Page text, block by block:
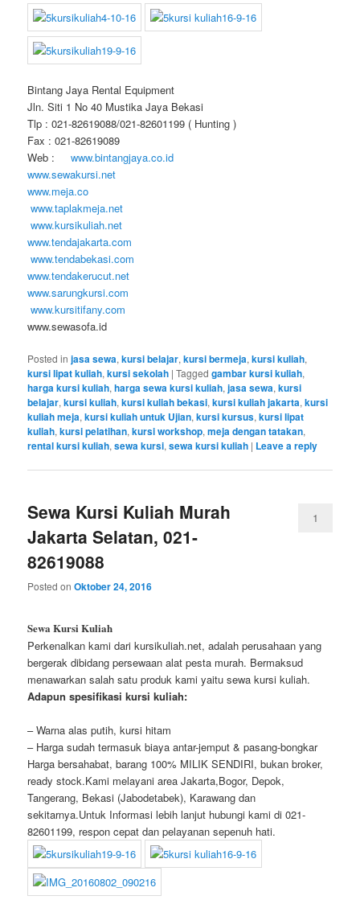
Bintang Jaya Rental Equipment
Jln. Siti 1 No 40 Mustika Jaya Bekasi
Tlp : 021-82619088/021-82601199 ( Hunting )
Fax : 021-82619089
Web :
www.bintangjaya.co.id
www.sewakursi.net
www.meja.co
www.taplakmeja.net
www.kursikuliah.net
www.tendajakarta.com
www.tendabekasi.com
www.tendakerucut.net
www.sarungkursi.com
www.kursitifany.com
www.sewasofa.id
Posted in jasa sewa,kursi belajar,kursi bermeja,kursi kuliah,
kursi lipat kuliah,kursi sekolah |Tagged gambar kursi kuliah,
harga kursi kuliah,harga sewa kursi kuliah,jasa sewa,kursi
belajar,kursi kuliah,kursi kuliah bekasi,kursi kuliah jakarta,kursi
kuliah meja,kursi kuliah untuk Ujian,kursi kursus,kursi lipat
kuliah,kursi pelatihan,kursi workshop,meja dengan tatakan,
rental kursi kuliah,sewa kursi,sewa kursi kuliah | Leave a reply
Sewa Kursi Kuliah Murah
Jakarta Selatan, 021-
82619088
Posted onOktober 24, 2016
1
Sewa Kursi Kuliah
Perkenalkan kami dari kursikuliah.net, adalah perusahaan yang
bergerak dibidang persewaan alat pesta murah. Bermaksud
menawarkan salah satu produk kami yaitu sewa kursi kuliah.
Adapun spesifikasi kursi kuliah:
– Warna alas putih, kursi hitam
– Harga sudah termasuk biaya antar-jemput & pasang-bongkar
Harga bersahabat, barang 100% MILIK SENDIRI, bukan broker,
ready stock.Kami melayani area Jakarta,Bogor, Depok,
Tangerang, Bekasi (Jabodetabek), Karawang dan
sekitarnya.Untuk Informasi lebih lanjut hubungi kami di 021-
82601199, respon cepat dan pelayanan sepenuh hati.